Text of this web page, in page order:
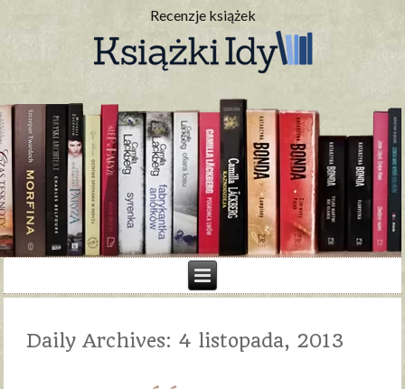
Recenzje książek
Daily Archives: 4 listopada, 2013